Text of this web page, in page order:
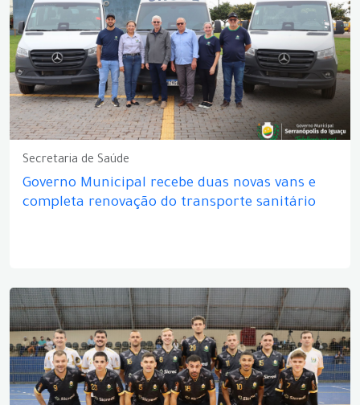
Secretaria de Saúde
Governo Municipal recebe duas novas vans e
completa renovação do transporte sanitário